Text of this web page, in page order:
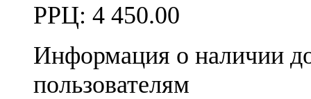
РРЦ: 4 450.00
Информация о наличии
пользователям